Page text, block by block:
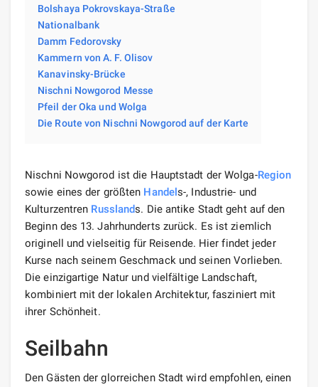
Bolshaya Pokrovskaya-Straße
Nationalbank
Damm Fedorovsky
Kammern von A. F. Olisov
Kanavinsky-Brücke
Nischni Nowgorod Messe
Pfeil der Oka und Wolga
Die Route von Nischni Nowgorod auf der Karte
Nischni Nowgorod ist die Hauptstadt der Wolga-Region
sowie eines der größten Handels-, Industrie- und
Kulturzentren Russlands. Die antike Stadt geht auf den
Beginn des 13. Jahrhunderts zurück. Es ist ziemlich
originell und vielseitig für Reisende. Hier findet jeder
Kurse nach seinem Geschmack und seinen Vorlieben.
Die einzigartige Natur und vielfältige Landschaft,
kombiniert mit der lokalen Architektur, fasziniert mit
ihrer Schönheit.
Seilbahn
Den Gästen der glorreichen Stadt wird empfohlen, einen